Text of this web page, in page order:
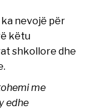
nevojë për
këtu
shkollore dhe
me
edhe